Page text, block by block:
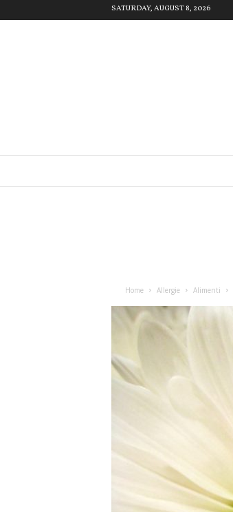
SATURDAY, AUGUST 8, 2026
Home Allergie Alimenti